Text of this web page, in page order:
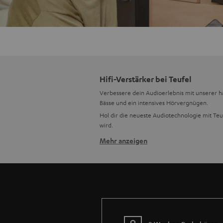
Hifi-Verstärker bei Teufel
Verbessere dein Audioerlebnis mit unserer
Bässe und ein intensives Hörvergnügen.
Hol dir die neueste Audiotechnologie mit
wird.
Tauche ein in überragende
Konnektivität leicht gemacht! Stereo-
Mehr anzeigen